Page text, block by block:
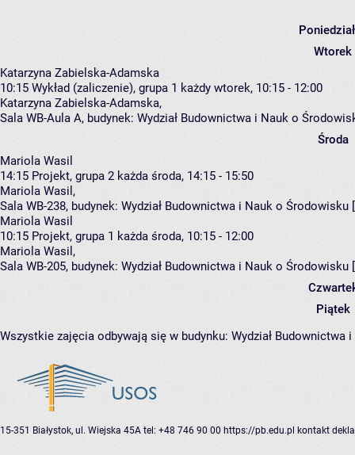
Wtorek
Katarzyna Zabielska-Adamska
10:15 Wykład (zaliczenie), grupa 1 każdy wtorek, 10:15 - 12:00
Katarzyna Zabielska-Adamska,
Sala WB-Aula A, budynek: Wydział Budownictwa i Nauk o
Środa
Mariola Wasil
14:15 Projekt, grupa 2 każda środa, 14:15 - 15:50
Mariola Wasil ,
Sala WB-238, budynek: Wydział Budownictwa i Nauk o Środowisku
Mariola Wasil
10:15 Projekt, grupa 1 każda środa, 10:15 - 12:00
Mariola Wasil ,
Sala WB-205, budynek: Wydział Budownictwa i Nauk o Środowisku
Piątek
Wszystkie zajęcia odbywają się w budynku: Wydział Budownictwa
15-351 Białystok, ul. Wiejska 45A tel: +48 746 90 00 https://pb.edu.pl kontakt